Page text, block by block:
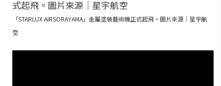
「STARLUX AIRSORAYAMA」金屬塗裝藝術機正式起飛。圖片來源｜星宇航
空